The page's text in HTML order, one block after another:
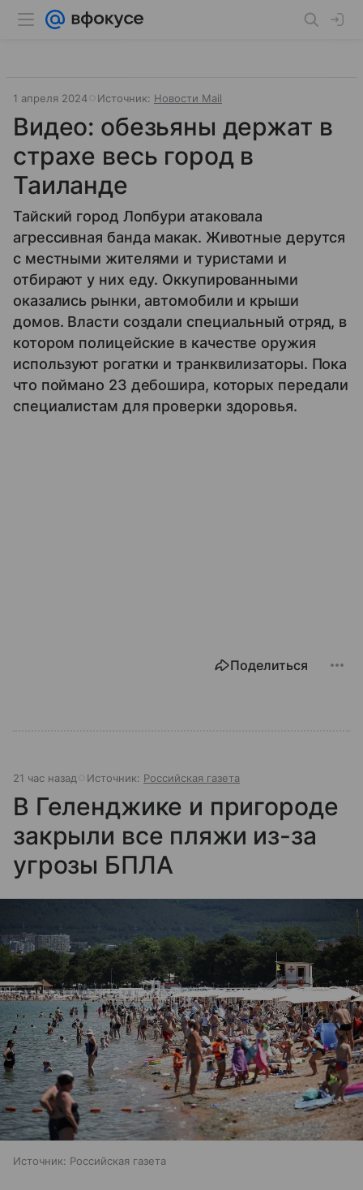
1 апреля 2024 Источник: Новости Mail
Видео: обезьяны держат в
страхе весь город в
Таиланде
Тайский город Лопбури атаковала
агрессивная банда макак. Животные дерутся
с местными жителями и туристами и
отбирают у них еду. Оккупированными
оказались рынки, автомобили и крыши
домов. Власти создали специальный отряд, в
котором полицейские в качестве оружия
используют рогатки и транквилизаторы. Пока
что поймано 23 дебошира, которых передали
специалистам для проверки здоровья.
Поделиться
21 час назад Источник: Российская газета
В Геленджике и пригороде
закрыли все пляжи из-за
угрозы БПЛА
Источник: Российская газета